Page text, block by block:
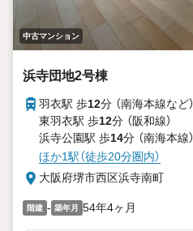
中古マンション
浜寺団地2号棟
羽衣駅 歩12分 （南海本線など）
東羽衣駅 歩12分 （阪和線）
浜寺公園駅 歩14分 （南海本線）
ほか1駅（徒歩20分圏内）
大阪府堺市西区浜寺南町
階建 - 築年月 54年4ヶ月